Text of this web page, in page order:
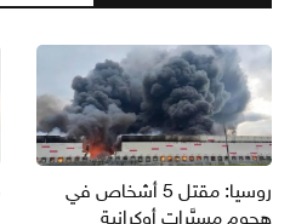
روسيا: مقتل 5 أشخاص في
هجوم مسيَّرات أوكرانية